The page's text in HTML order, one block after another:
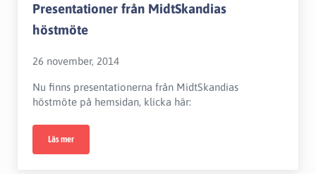
Presentationer från MidtSkandias
höstmöte
26 november, 2014
Nu finns presentationerna från MidtSkandias
höstmöte på hemsidan, klicka här:
Läs merPresentationer från MidtSkandias höstmöte